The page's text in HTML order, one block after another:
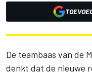
De teambaas van de
denkt dat de nieuwe